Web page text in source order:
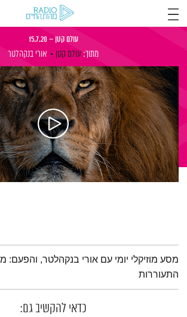
עולם קטן – 15.7.20
מתוך: עולם קטן אורי בנקהלטר
תמצית הפודקאסט
מסע מוזיקלי יומי עם אורי בנקהלטר, והפעם:
התעוררות
כדאי להקשיב גם: